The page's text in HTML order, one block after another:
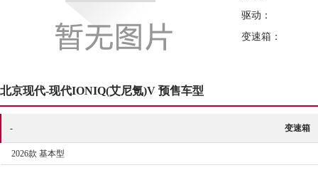
驱动：
变速箱：
北京现代-现代IONIQ(艾尼氪)V 预售车型
- 变速箱
2026款 基本型